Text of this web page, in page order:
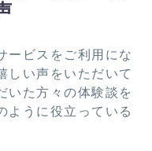
ービスをご利用にな
しい声をいただいて
いた方々の体験談を
ように役立っている